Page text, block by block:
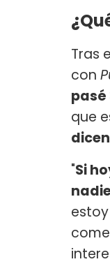
Tras
con
pasé
que
dicen
"Si